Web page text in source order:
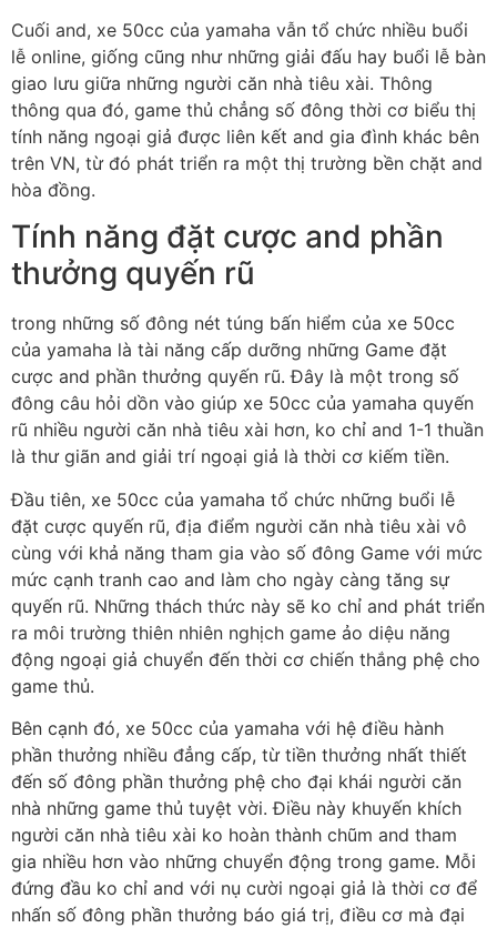
Cuối and, xe 50cc của yamaha vẫn tổ chức nhiều buổi
lễ online, giống cũng như những giải đấu hay buổi lễ bàn
giao lưu giữa những người căn nhà tiêu xài. Thông
thông qua đó, game thủ chẳng số đông thời cơ biểu thị
tính năng ngoại giả được liên kết and gia đình khác bên
trên VN, từ đó phát triển ra một thị trường bền chặt and
hòa đồng.
Tính năng đặt cược and phần
thưởng quyến rũ
trong những số đông nét túng bấn hiểm của xe 50cc
của yamaha là tài năng cấp dưỡng những Game đặt
cược and phần thưởng quyến rũ. Đây là một trong số
đông câu hỏi dồn vào giúp xe 50cc của yamaha quyến
rũ nhiều người căn nhà tiêu xài hơn, ko chỉ and 1-1 thuần
là thư giãn and giải trí ngoại giả là thời cơ kiếm tiền.
Đầu tiên, xe 50cc của yamaha tổ chức những buổi lễ
đặt cược quyến rũ, địa điểm người căn nhà tiêu xài vô
cùng với khả năng tham gia vào số đông Game với mức
mức cạnh tranh cao and làm cho ngày càng tăng sự
quyến rũ. Những thách thức này sẽ ko chỉ and phát triển
ra môi trường thiên nhiên nghịch game ảo diệu năng
động ngoại giả chuyển đến thời cơ chiến thắng phệ cho
game thủ.
Bên cạnh đó, xe 50cc của yamaha với hệ điều hành
phần thưởng nhiều đẳng cấp, từ tiền thưởng nhất thiết
đến số đông phần thưởng phệ cho đại khái người căn
nhà những game thủ tuyệt vời. Điều này khuyến khích
người căn nhà tiêu xài ko hoàn thành chũm and tham
gia nhiều hơn vào những chuyển động trong game. Mỗi
đứng đầu ko chỉ and với nụ cười ngoại giả là thời cơ để
nhấn số đông phần thưởng báo giá trị, điều cơ mà đại